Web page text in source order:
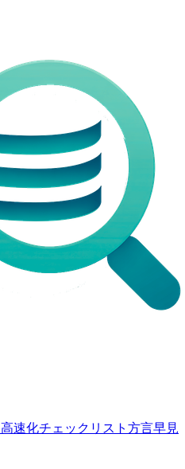
高速化チェックリスト 方言早見